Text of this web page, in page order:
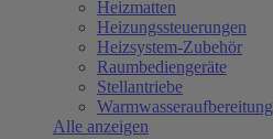
Heizmatten
Heizungssteuerungen
Heizsystem-Zubehör
Raumbediengeräte
Stellantriebe
Warmwasseraufbereitung
Alle anzeigen